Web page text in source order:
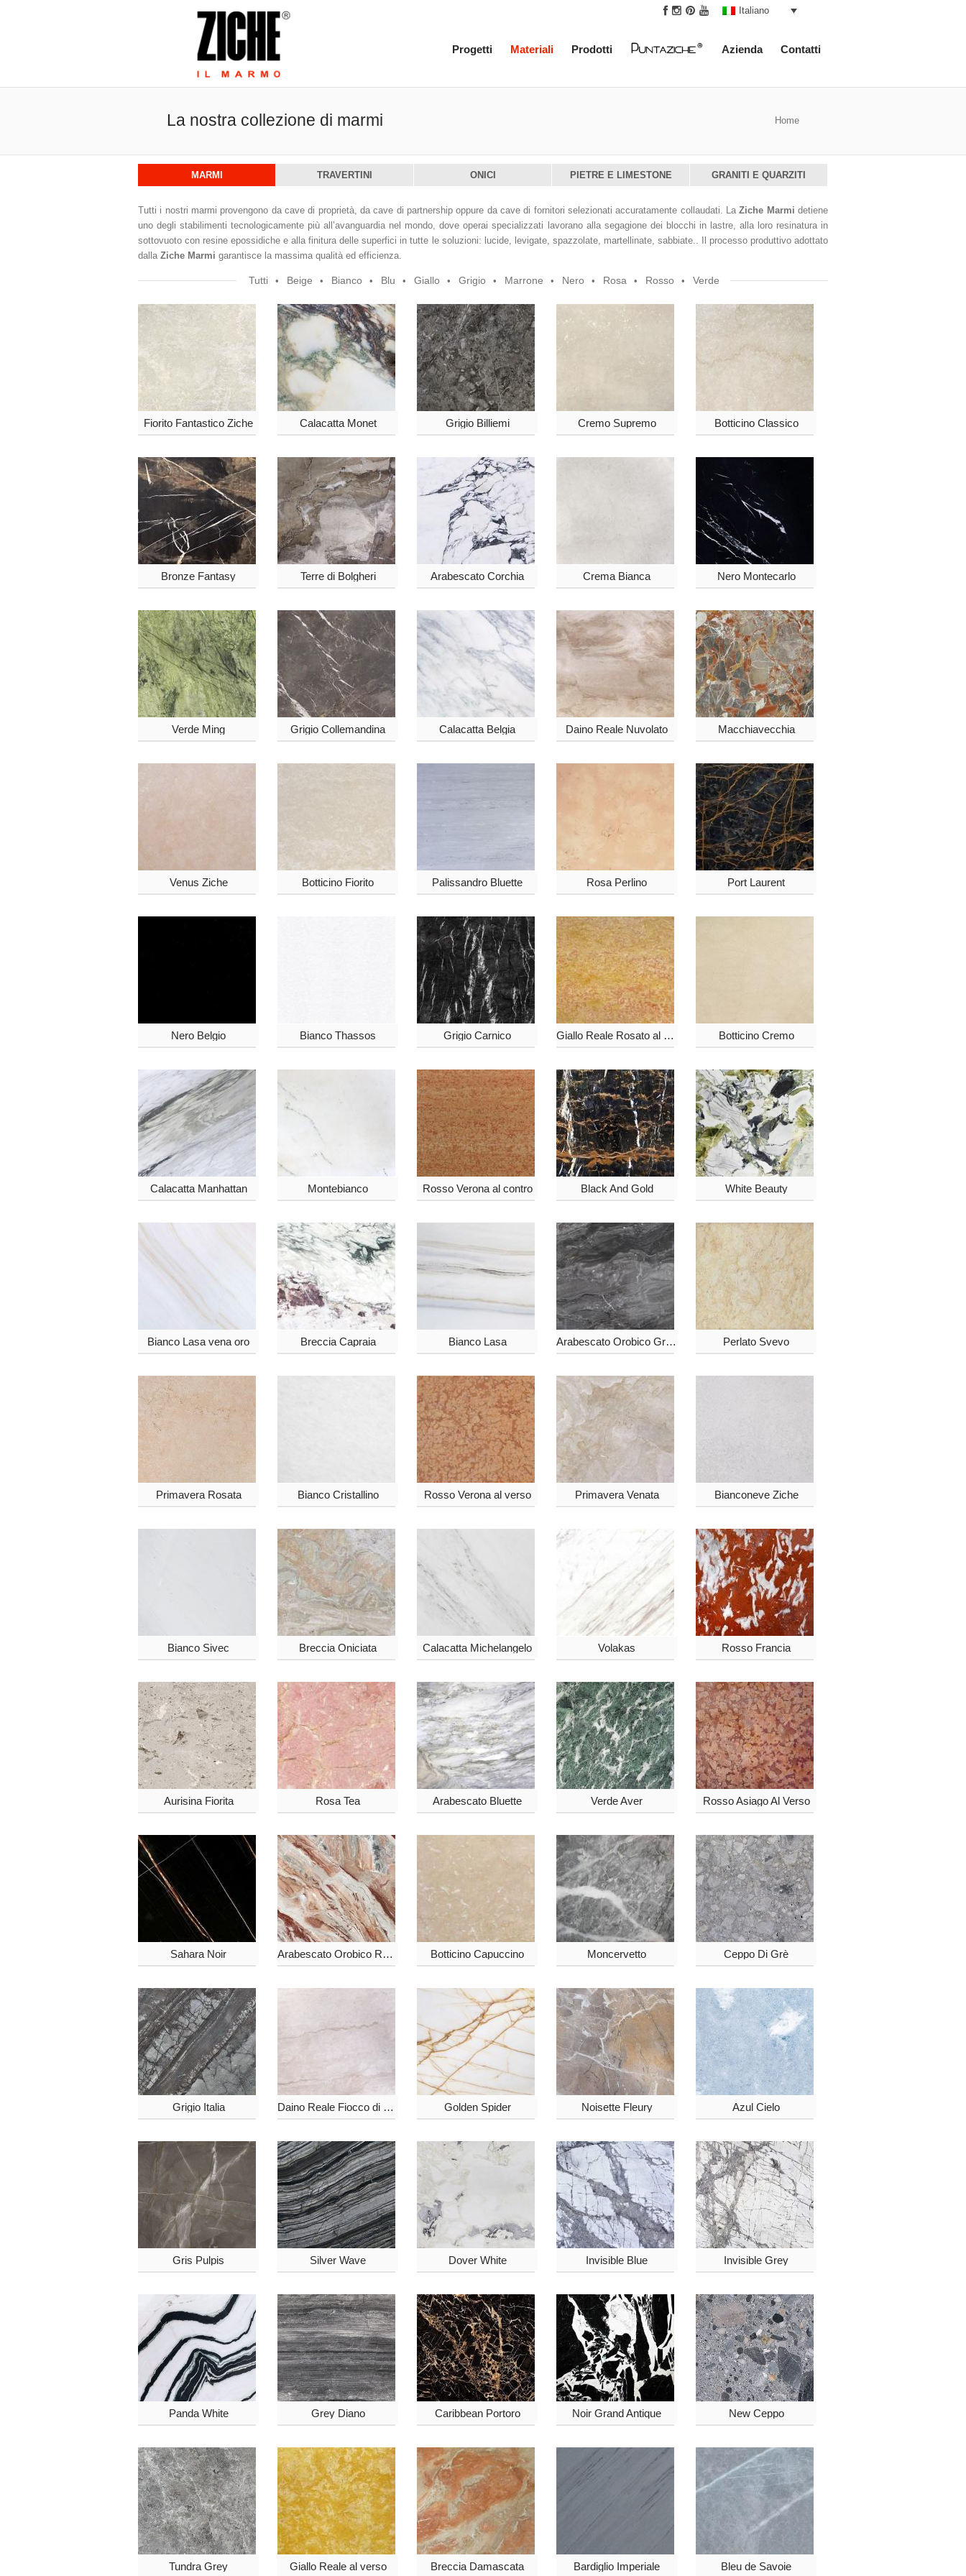
Italiano
Progetti Materiali Prodotti Azienda Contatti
La nostra collezione di marmi Home
MARMI TRAVERTINI ONICI PIETRE E LIMESTONE GRANITI E QUARZITI
Tutti i nostri marmi provengono da cave di proprietà, da cave di partnership oppure da cave di fornitori selezionati accuratamente collaudati. LaZiche Marmi detiene
uno degli stabilimenti tecnologicamente più all’avanguardia nel mondo, dove operai specializzati lavorano alla segagione dei blocchi in lastre, alla loro resinatura in
sottovuoto con resine epossidiche e alla finitura delle superfici in tutte le soluzioni: lucide, levigate, spazzolate, martellinate, sabbiate.. Il processo produttivo adottato
dalla Ziche Marmi garantisce la massima qualità ed efficienza.
Tutti Beige Bianco Blu Giallo Grigio Marrone Nero Rosa Rosso Verde
Fiorito Fantastico Ziche Calacatta Monet Grigio Billiemi Cremo Supremo Botticino Classico
Bronze Fantasy Terre di Bolgheri Arabescato Corchia Crema Bianca Nero Montecarlo
Verde Ming Grigio Collemandina Calacatta Belgia Daino Reale Nuvolato Macchiavecchia
Venus Ziche Botticino Fiorito Palissandro Bluette Rosa Perlino Port Laurent
Nero Belgio Bianco Thassos Grigio Carnico Giallo Reale Rosato al verso Botticino Cremo
Calacatta Manhattan Montebianco Rosso Verona al contro Black And Gold White Beauty
Bianco Lasa vena oro Breccia Capraia Bianco Lasa Arabescato Orobico Grigio Perlato Svevo
Primavera Rosata Bianco Cristallino Rosso Verona al verso Primavera Venata Bianconeve Ziche
Bianco Sivec Breccia Oniciata Calacatta Michelangelo Volakas Rosso Francia
Aurisina Fiorita Rosa Tea Arabescato Bluette Verde Aver Rosso Asiago Al Verso
Sahara Noir Arabescato Orobico Rosso Botticino Capuccino Moncervetto Ceppo Di Grè
Grigio Italia Daino Reale Fiocco di neve Golden Spider Noisette Fleury Azul Cielo
Gris Pulpis Silver Wave Dover White Invisible Blue Invisible Grey
Panda White Grey Diano Caribbean Portoro Noir Grand Antique New Ceppo
Tundra Grey Giallo Reale al verso Breccia Damascata Bardiglio Imperiale Bleu de Savoie